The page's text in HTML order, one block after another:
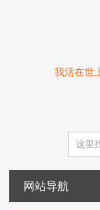
我活在世
网站导航